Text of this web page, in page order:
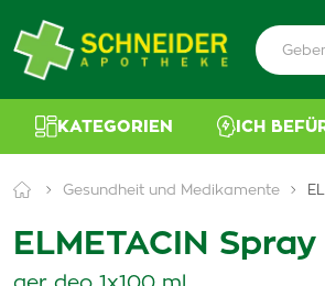
KATEGORIEN ICH
Gesundheit und Medikamente
ELMETACIN